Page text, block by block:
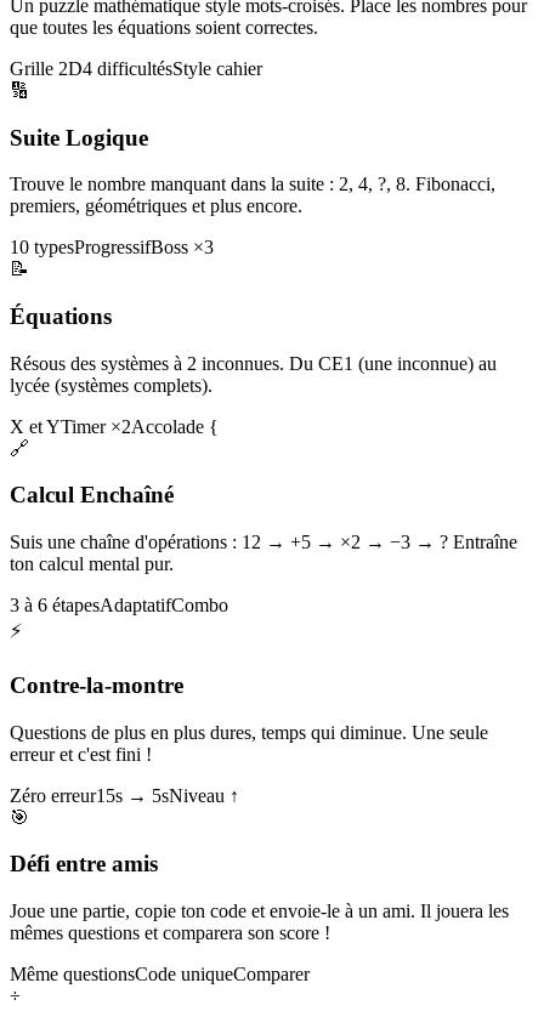
Un puzzle mathématique style mots-croisés. Place les nombres pour
que toutes les équations soient correctes.
Grille 2D4 difficultésStyle cahier
🔢
Suite Logique
Trouve le nombre manquant dans la suite : 2, 4, ?, 8. Fibonacci,
premiers, géométriques et plus encore.
10 typesProgressifBoss ×3
📝
Équations
Résous des systèmes à 2 inconnues. Du CE1 (une inconnue) au
lycée (systèmes complets).
X et YTimer ×2Accolade {
🔗
Calcul Enchaîné
Suis une chaîne d'opérations : 12 → +5 → ×2 → −3 → ? Entraîne
ton calcul mental pur.
3 à 6 étapesAdaptatifCombo
⚡
Contre-la-montre
Questions de plus en plus dures, temps qui diminue. Une seule
erreur et c'est fini !
Zéro erreur15s → 5sNiveau ↑
🎯
Défi entre amis
Joue une partie, copie ton code et envoie-le à un ami. Il jouera les
mêmes questions et comparera son score !
Même questionsCode uniqueComparer
÷